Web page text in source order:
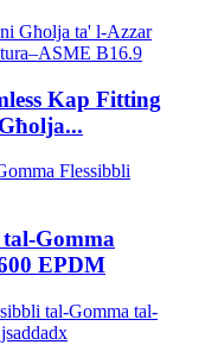
Kap Fitting
Gomma
EPDM